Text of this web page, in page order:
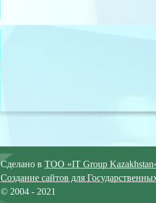
Сделано в ТОО «IT Group
Создание сайтов для
© 2004 - 2021